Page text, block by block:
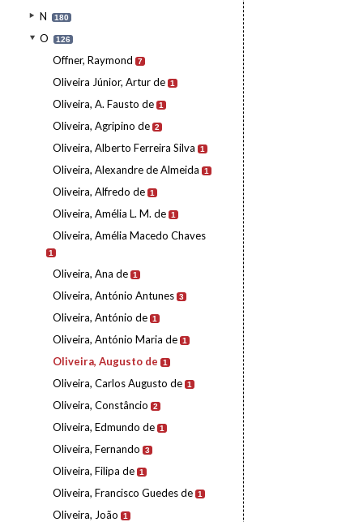
N 180
O 126
Offner, Raymond 7
Oliveira Júnior, Artur de 1
Oliveira, A. Fausto de 1
Oliveira, Agripino de 2
Oliveira, Alberto Ferreira Silva 1
Oliveira, Alexandre de Almeida 1
Oliveira, Alfredo de 1
Oliveira, Amélia L. M. de 1
Oliveira, Amélia Macedo Chaves
1
Oliveira, Ana de 1
Oliveira, António Antunes 3
Oliveira, António de 1
Oliveira, António Maria de 1
Oliveira, Augusto de 1
Oliveira, Carlos Augusto de 1
Oliveira, Constâncio 2
Oliveira, Edmundo de 1
Oliveira, Fernando 3
Oliveira, Filipa de 1
Oliveira, Francisco Guedes de 1
Oliveira, João 1